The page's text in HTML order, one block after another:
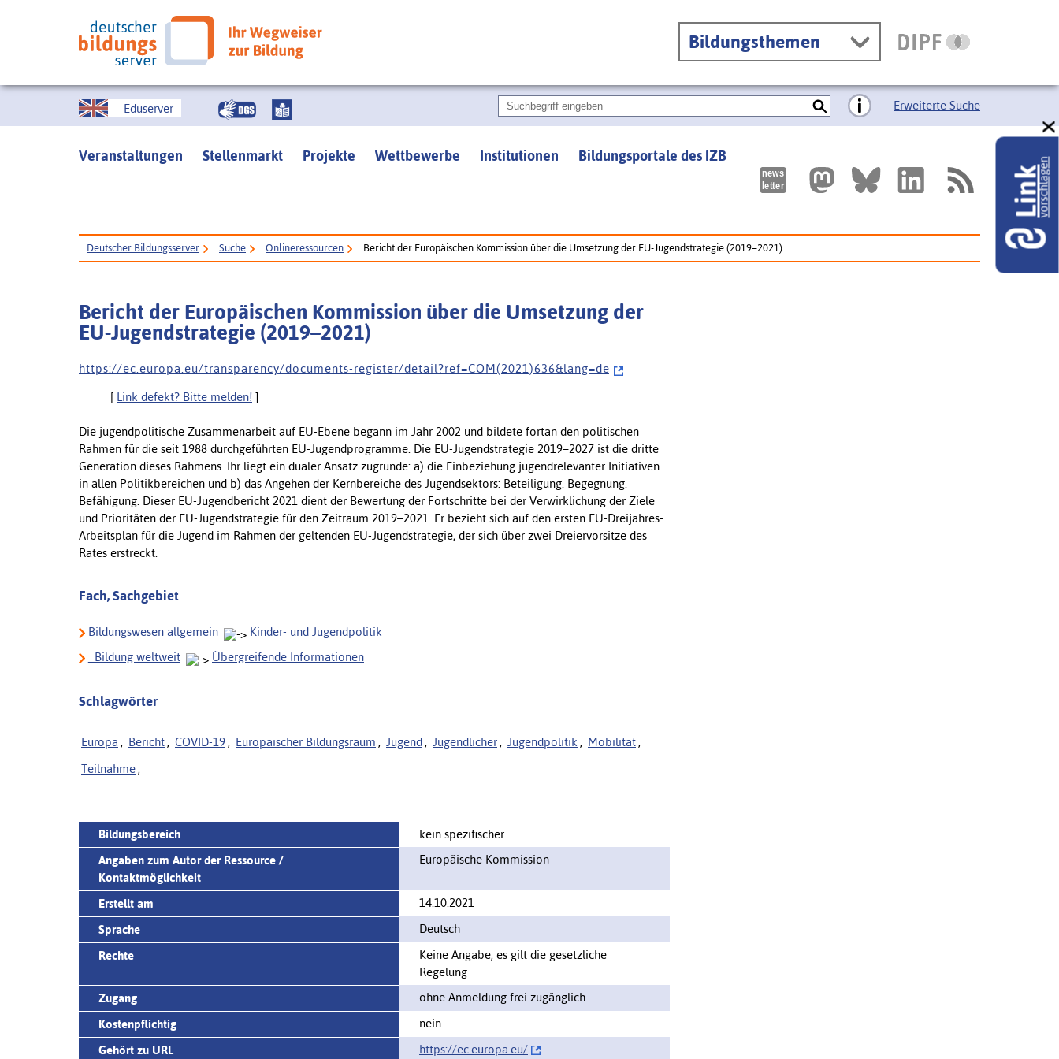
Bildungsthemen
Eduserver Erweiterte Suche
Veranstaltungen Stellenmarkt Projekte Wettbewerbe Institutionen Bildungsportale des IZB
Deutscher Bildungsserver Suche Onlineressourcen Bericht der Europäischen Kommission über die Umsetzung der EU-Jugendstrategie (2019–2021)
Bericht der Europäischen Kommission über die Umsetzung der
EU-Jugendstrategie (2019–2021)
h t t p s : / / e c . e u r o p a . e u / t r a n s p a r e n c y / d o c u m e n t s - r e g i s t e r / d e t a i l ? r e f = C O M ( 2 0 2 1 ) 6 3 6 & l a n g = d e
[ Link defekt? Bitte melden! ]
Die jugendpolitische Zusammenarbeit auf EU-Ebene begann im Jahr 2002 und bildete fortan den politischen
Rahmen für die seit 1988 durchgeführten EU-Jugendprogramme. Die EU-Jugendstrategie 2019–2027 ist die dritte
Generation dieses Rahmens. Ihr liegt ein dualer Ansatz zugrunde: a) die Einbeziehung jugendrelevanter Initiativen
in allen Politikbereichen und b) das Angehen der Kernbereiche des Jugendsektors: Beteiligung. Begegnung.
Befähigung. Dieser EU-Jugendbericht 2021 dient der Bewertung der Fortschritte bei der Verwirklichung der Ziele
und Prioritäten der EU-Jugendstrategie für den Zeitraum 2019–2021. Er bezieht sich auf den ersten EU-Dreijahres-
Arbeitsplan für die Jugend im Rahmen der geltenden EU-Jugendstrategie, der sich über zwei Dreiervorsitze des
Rates erstreckt.
Fach, Sachgebiet
Bildungswesen allgemein
Kinder- und Jugendpolitik
_Bildung weltweit
Übergreifende Informationen
Schlagwörter
Europa , Bericht , COVID-19 , Europäischer Bildungsraum , Jugend , Jugendlicher , Jugendpolitik , Mobilität ,
Teilnahme ,
Bildungsbereich
kein spezifischer
Angaben zum Autor der Ressource /
Kontaktmöglichkeit
Europäische Kommission
Erstellt am
14.10.2021
Sprache
Deutsch
Rechte
Keine Angabe, es gilt die gesetzliche
Regelung
Zugang
ohne Anmeldung frei zugänglich
Kostenpflichtig
nein
Gehört zu URL
https://ec.europa.eu/‌
Linkvorschlagen